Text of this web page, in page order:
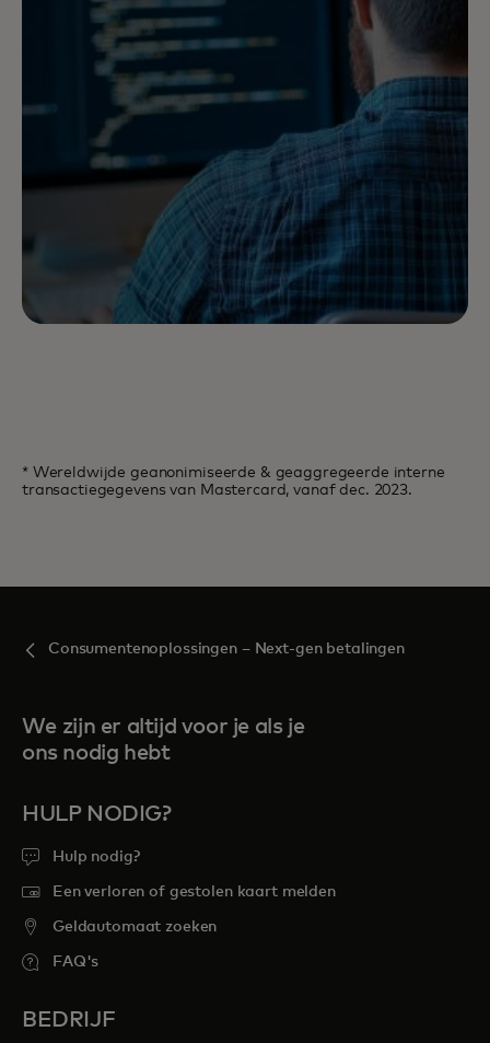
* Wereldwijde geanonimiseerde & geaggregeerde interne
transactiegegevens van Mastercard, vanaf dec. 2023.
Consumentenoplossingen – Next-gen betalingen
We zijn er altijd voor je als je
ons nodig hebt
HULP NODIG?
Hulp nodig?
Een verloren of gestolen kaart melden
Geldautomaat zoeken
FAQ's
BEDRIJF